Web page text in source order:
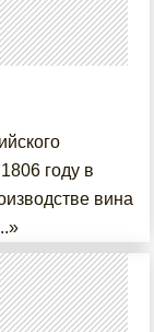
году в
вина